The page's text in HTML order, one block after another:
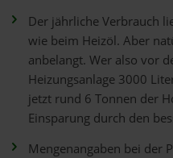
Der jährliche Verbrauch
wie beim Heizöl. Aber
anbelangt. Wer also vor
Heizungsanlage 3000
jetzt rund 6 Tonnen der
Einsparung durch den
Mengenangaben bei der